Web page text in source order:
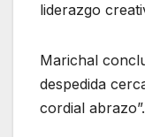
liderazgo
Marichal
despedida
cordial abrazo”.